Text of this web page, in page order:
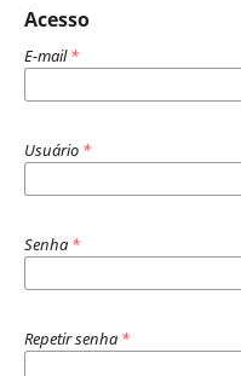
Acesso
E-mail*
Usuário *
Senha *
Repetir senha *